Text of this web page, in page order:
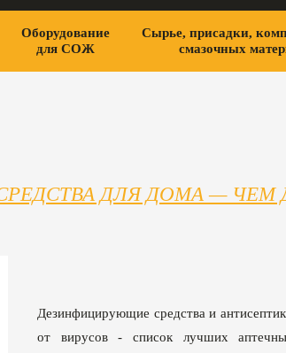
Оборудование
для СОЖ
Сырье, присадки,
смазочных
ДЛЯ ДОМА — ЧЕМ
Дезинфицирующие средства и
от вирусов - список лучших